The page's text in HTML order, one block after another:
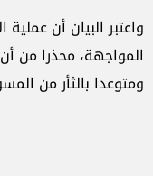
واعتبر البيان أن
المواجهة، محذرا من
ومتوعدا بالثأر من